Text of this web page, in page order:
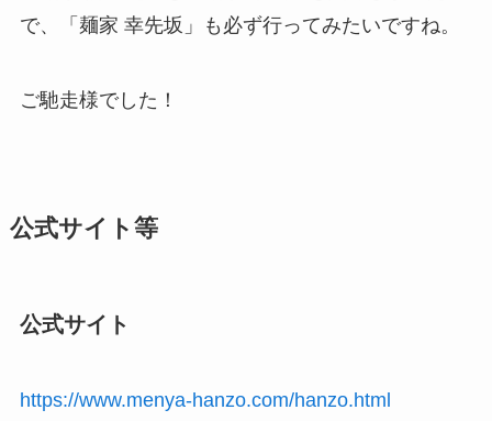
で、「麺家 幸先坂」も必ず行ってみたいですね。
ご馳走様でした！
公式サイト等
公式サイト
https://www.menya-hanzo.com/hanzo.html